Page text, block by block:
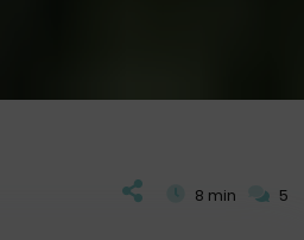
8 min 5